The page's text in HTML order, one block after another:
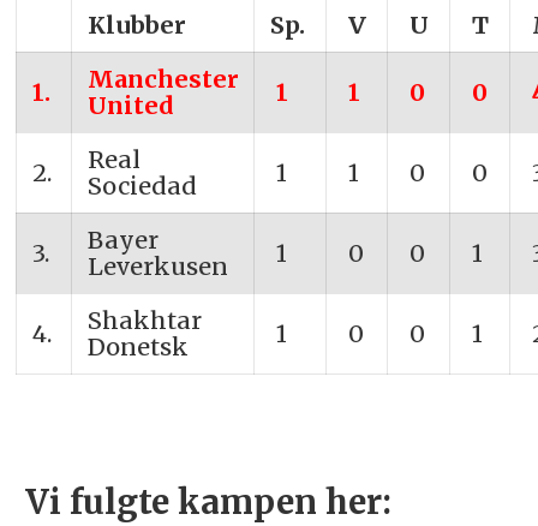
Klubber Sp. V U T
1.
Manchester
United
1 1 0 0
2.
Real
Sociedad
1 1 0 0
3.
Bayer
Leverkusen
1 0 0 1
4.
Shakhtar
Donetsk
1 0 0 1
Vi fulgte kampen her: